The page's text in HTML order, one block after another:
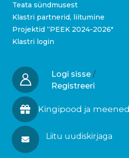
Teata sündmusest
Klastri partnerid, liitumine
Projektid “PEEK 2024-2026″
Klastri login
Logi sisse /
Registreeri
Kingipood ja meened
Liitu uudiskirjaga